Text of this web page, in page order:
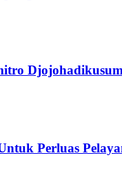
Perluas